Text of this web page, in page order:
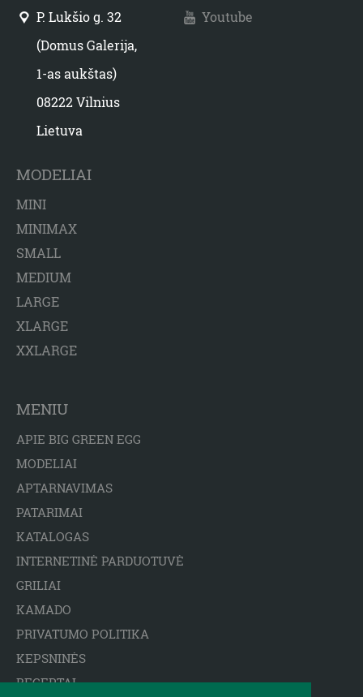
P. Lukšio g. 32
(Domus Galerija,
1-as aukštas)
08222 Vilnius
Lietuva
Youtube
MODELIAI
MINI
MINIMAX
SMALL
MEDIUM
LARGE
XLARGE
XXLARGE
MENIU
APIE BIG GREEN EGG
MODELIAI
APTARNAVIMAS
PATARIMAI
KATALOGAS
INTERNETINĖ PARDUOTUVĖ
GRILIAI
KAMADO
PRIVATUMO POLITIKA
KEPSNINĖS
RECEPTAI